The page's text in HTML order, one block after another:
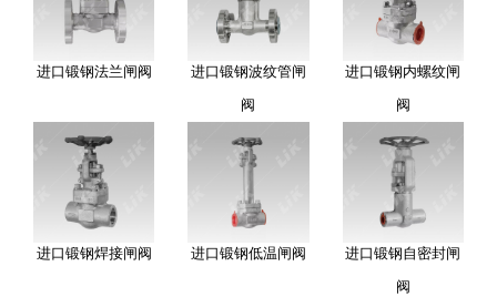
进口锻钢法兰闸阀
进口锻钢波纹管闸
阀
进口锻钢内螺纹闸
阀
进口锻钢焊接闸阀 进口锻钢低温闸阀
进口锻钢自密封闸
阀